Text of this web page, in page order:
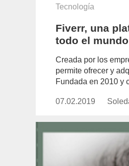
Tecnología
Fiverr, una
todo el mundo
Creada por los
permite ofrecer y
Fundada en 2010 y
Publicado
07.02.2019